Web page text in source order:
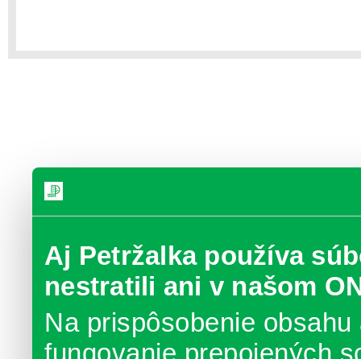
Aj Petržalka používa
nestratili ani v našom
Na prispôsobenie